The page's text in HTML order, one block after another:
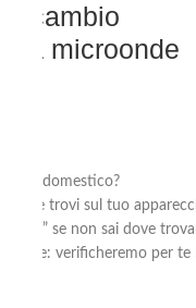
ricambio
a microonde
che trovi sul tuo
” se non sai dove
verificheremo per